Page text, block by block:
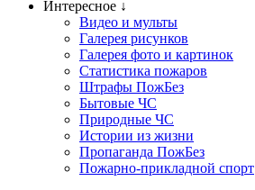
Интересное ↓
Видео и мульты
Галерея рисунков
Галерея фото и картинок
Статистика пожаров
Штрафы ПожБез
Бытовые ЧС
Природные ЧС
Истории из жизни
Пропаганда ПожБез
Пожарно-прикладной спорт